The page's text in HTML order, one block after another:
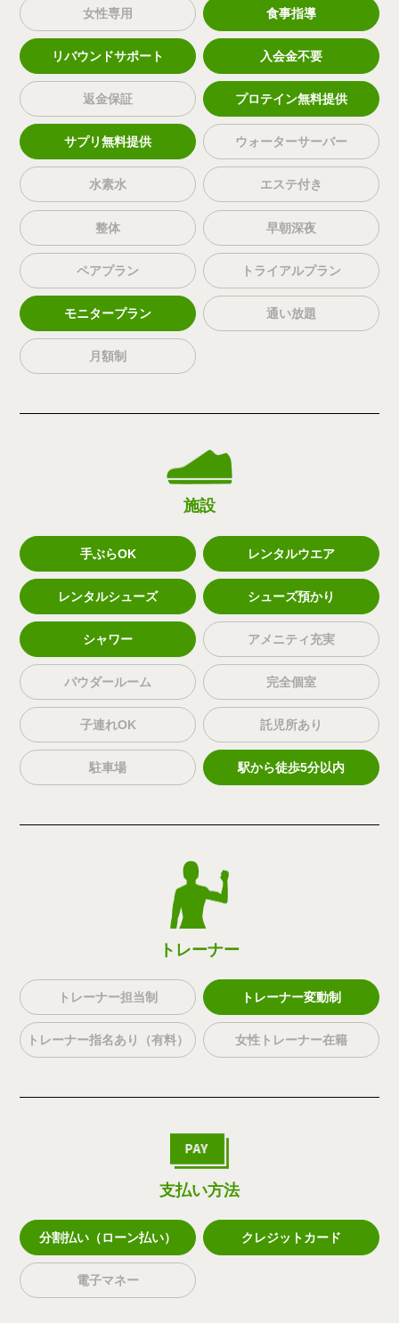
女性専用 食事指導
リバウンドサポート 入会金不要
返金保証 プロテイン無料提供
サプリ無料提供 ウォーターサーバー
水素水 エステ付き
整体 早朝深夜
ペアプラン トライアルプラン
モニタープラン 通い放題
月額制
施設
手ぶらOK レンタルウエア
レンタルシューズ シューズ預かり
シャワー アメニティ充実
パウダールーム 完全個室
子連れOK 託児所あり
駐車場 駅から徒歩5分以内
トレーナー
トレーナー担当制 トレーナー変動制
トレーナー指名あり（有料） 女性トレーナー在籍
支払い方法
分割払い（ローン払い） クレジットカード
電子マネー